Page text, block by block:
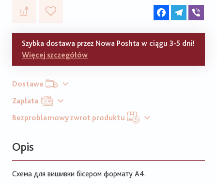
FacebookTelegram
Szybka dostawa przez Nowa Poshta w ciągu 3-5 dni!
Więcej szczegółów
Dostawa
Zapłata
Bezproblemowy zwrot produktu
Opis
Схема для вишивки бісером формату А4.